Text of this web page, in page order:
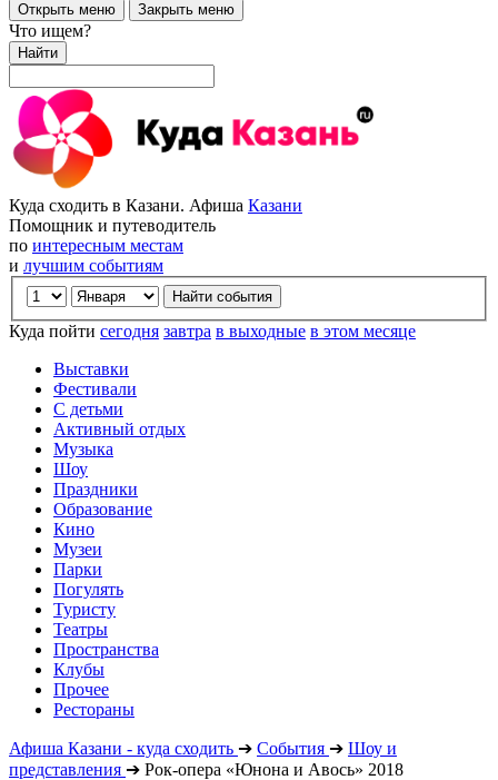
Открыть меню Закрыть меню
Что ищем?
Найти
Куда сходить в Казани. Афиша Казани
Помощник и путеводитель
по интересным местам
и лучшим событиям
Куда пойти сегодня завтра в выходные в этом месяце
Выставки
Фестивали
С детьми
Активный отдых
Музыка
Шоу
Праздники
Образование
Кино
Музеи
Парки
Погулять
Туристу
Театры
Пространства
Клубы
Прочее
Рестораны
Афиша Казани - куда сходить ➔ События ➔ Шоу и
представления ➔ Рок-опера «Юнона и Авось» 2018